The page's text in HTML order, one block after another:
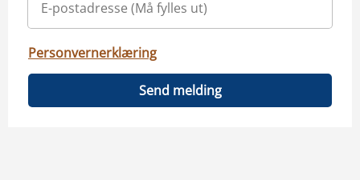
Personvernerklæring
Send melding